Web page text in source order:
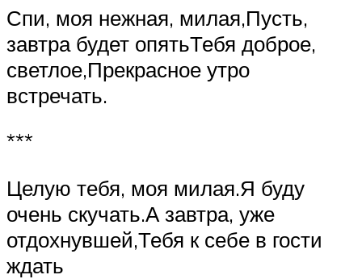
Спи, моя нежная, милая,Пусть,
завтра будет опятьТебя доброе,
светлое,Прекрасное утро
встречать.
***
Целую тебя, моя милая.Я буду
очень скучать.А завтра, уже
отдохнувшей,Тебя к себе в гости
ждать